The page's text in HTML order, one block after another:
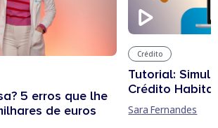
5 erros que lhe
de euros
Crédito
Tutorial:
Crédito
Sara Fernandes